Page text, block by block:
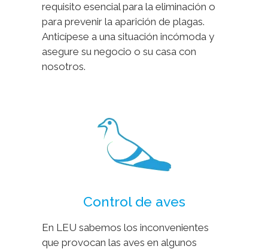
requisito esencial para la eliminación o
para prevenir la aparición de plagas.
Anticípese a una situación incómoda y
asegure su negocio o su casa con
nosotros.
Control de aves
En LEU sabemos los inconvenientes
que provocan las aves en algunos